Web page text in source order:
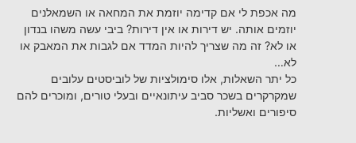
מה אכפת לי אם קדימה יוזמת את המחאה או השמאלנים
יוזמים אותה. יש דירות או אין דירות? ביבי עשה משהו בנדון
או לא? זה מה שצריך להיות המדד אם לגבות את המאבק או
לא…
כל יתר השאלות, אלו סימולציות של לוביסטים עלובים
שמקרקרים בשכר סביב עיתונאיים ובעלי טורים, ומוכרים להם
סיפורים ואשליות.